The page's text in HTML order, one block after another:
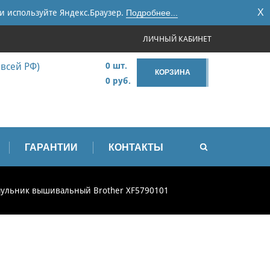
Яндекс.Браузер. Подробнее... X
ЛИЧНЫЙ КАБИНЕТ
всей РФ)
КОРЗИНА
0 шт.
0 руб.
ГАРАНТИИ КОНТАКТЫ
вышивальный Brother XF5790101